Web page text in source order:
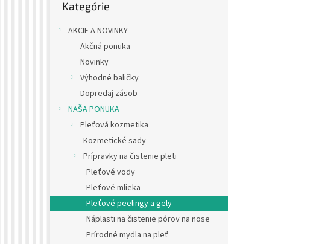
kategórie
Kategórie
AKCIE A NOVINKY
Akčná ponuka
Novinky
Výhodné baličky
Dopredaj zásob
NAŠA PONUKA
Pleťová kozmetika
Kozmetické sady
Prípravky na čistenie pleti
Pleťové vody
Pleťové mlieka
Pleťové peelingy a gely
Náplasti na čistenie pórov na nose
Prírodné mydla na pleť